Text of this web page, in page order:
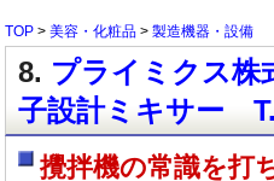
TOP > 美容・化粧品 > 製造機器・設備
8. プライミクス株
子設計ミキサー
攪拌機の常識を打